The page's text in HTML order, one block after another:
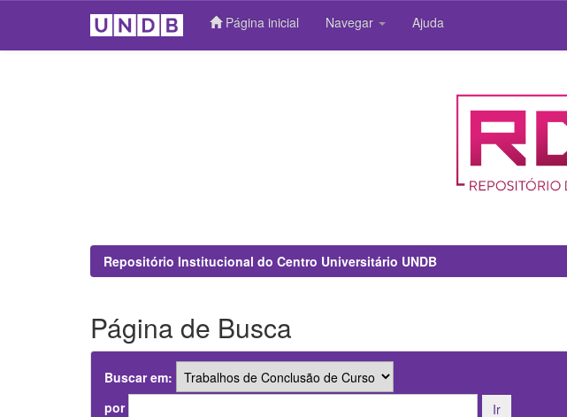
Página inicial Navegar Ajuda
Repositório Institucional do Centro Universitário UNDB
Página de Busca
Buscar em:
por